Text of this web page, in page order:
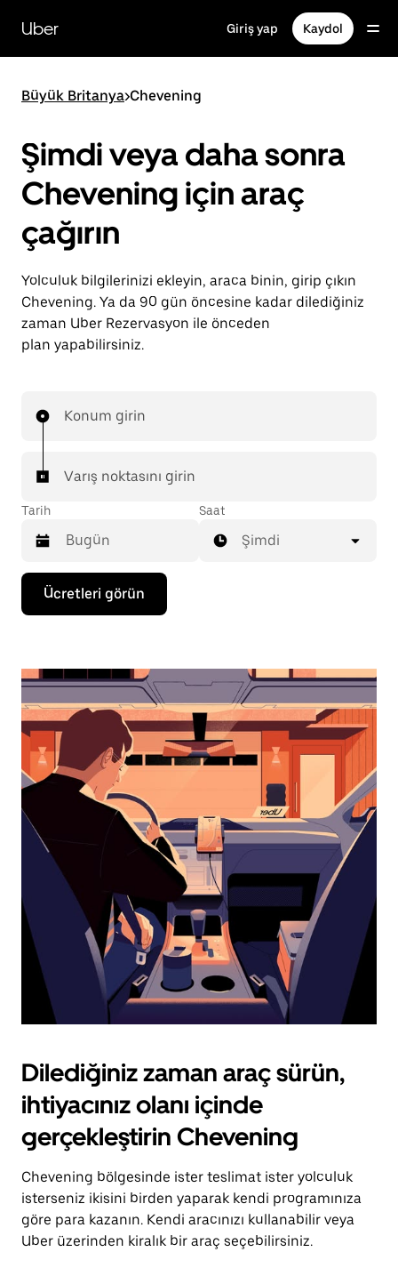
içeriğe
gidinUber Giriş yap Kaydol
Büyük Britanya>Chevening
Şimdi veya daha sonra
Chevening için araç
çağırın
Yolculuk bilgilerinizi ekleyin, araca binin, girip çıkın
Chevening. Ya da 90 gün öncesine kadar dilediğiniz
zaman Uber Rezervasyon ile önceden
plan yapabilirsiniz.
Konum girin
Varış noktasını girin
Tarih
Takvimle
etkileşime
geçmek
seçmek
aşağı
ok
tuşuna
basın.
Takvimi
kapatmak
için
escape
tuşuna
basın.
Saat
Şimdi
Ücretleri görün
Dilediğiniz zaman araç sürün,
ihtiyacınız olanı içinde
gerçekleştirin Chevening
Chevening bölgesinde ister teslimat ister yolculuk
isterseniz ikisini birden yaparak kendi programınıza
göre para kazanın. Kendi aracınızı kullanabilir veya
Uber üzerinden kiralık bir araç seçebilirsiniz.